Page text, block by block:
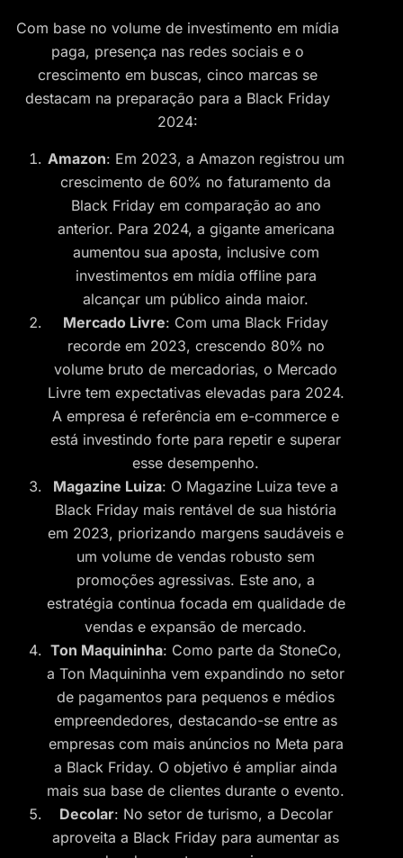
Com base no volume de investimento em mídia
paga, presença nas redes sociais e o
crescimento em buscas, cinco marcas se
destacam na preparação para a Black Friday
2024:
Amazon: Em 2023, a Amazon registrou um
crescimento de 60% no faturamento da
Black Friday em comparação ao ano
anterior. Para 2024, a gigante americana
aumentou sua aposta, inclusive com
investimentos em mídia offline para
alcançar um público ainda maior.
Mercado Livre: Com uma Black Friday
recorde em 2023, crescendo 80% no
volume bruto de mercadorias, o Mercado
Livre tem expectativas elevadas para 2024.
A empresa é referência em e-commerce e
está investindo forte para repetir e superar
esse desempenho.
Magazine Luiza: O Magazine Luiza teve a
Black Friday mais rentável de sua história
em 2023, priorizando margens saudáveis e
um volume de vendas robusto sem
promoções agressivas. Este ano, a
estratégia continua focada em qualidade de
vendas e expansão de mercado.
Ton Maquininha: Como parte da StoneCo,
a Ton Maquininha vem expandindo no setor
de pagamentos para pequenos e médios
empreendedores, destacando-se entre as
empresas com mais anúncios no Meta para
a Black Friday. O objetivo é ampliar ainda
mais sua base de clientes durante o evento.
Decolar: No setor de turismo, a Decolar
aproveita a Black Friday para aumentar as